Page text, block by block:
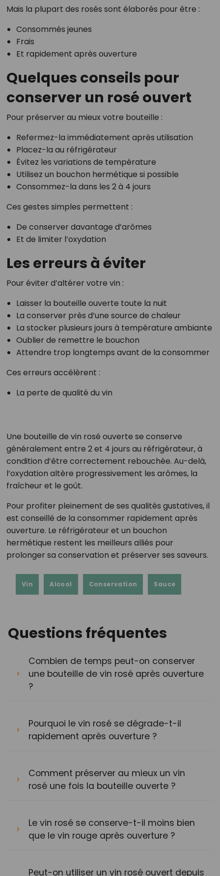
Mais la plupart des rosés sont élaborés pour être :
Consommés jeunes
Frais
Et rapidement après ouverture
Quelques conseils pour
conserver un rosé ouvert
Pour préserver au mieux votre bouteille :
Refermez-la immédiatement après utilisation
Placez-la au réfrigérateur
Évitez les variations de température
Utilisez un bouchon hermétique si possible
Consommez-la dans les 2 à 4 jours
Ces gestes simples permettent :
De conserver davantage d’arômes
Et de limiter l’oxydation
Les erreurs à éviter
Pour éviter d’altérer votre vin :
Laisser la bouteille ouverte toute la nuit
La conserver près d’une source de chaleur
La stocker plusieurs jours à température ambiante
Oublier de remettre le bouchon
Attendre trop longtemps avant de la consommer
Ces erreurs accélèrent :
La perte de qualité du vin
Une bouteille de vin rosé ouverte se conserve
généralement entre 2 et 4 jours au réfrigérateur, à
condition d’être correctement rebouchée. Au-delà,
l’oxydation altère progressivement les arômes, la
fraîcheur et le goût.
Pour profiter pleinement de ses qualités gustatives, il
est conseillé de la consommer rapidement après
ouverture. Le réfrigérateur et un bouchon
hermétique restent les meilleurs alliés pour
prolonger sa conservation et préserver ses saveurs.
Vin Alcool Conservation Sauce
Questions fréquentes
Combien de temps peut-on conserver
une bouteille de vin rosé après ouverture
?
Pourquoi le vin rosé se dégrade-t-il
rapidement après ouverture ?
Comment préserver au mieux un vin
rosé une fois la bouteille ouverte ?
Le vin rosé se conserve-t-il moins bien
que le vin rouge après ouverture ?
Peut-on utiliser un vin rosé ouvert depuis